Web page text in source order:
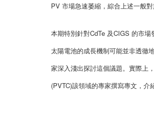
PV 市場急速萎縮，綜合上述一般
本期特別針對CdTe 及CIGS 的市
太陽電池的成長機制可能並非透徹
家深入淺出探討這個議題。實際上
(PVTC)該領域的專家撰寫專文，介